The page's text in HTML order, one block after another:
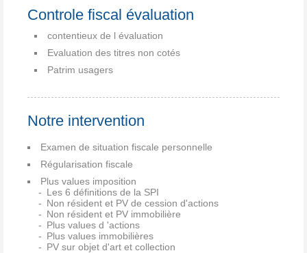
Controle fiscal évaluation
contentieux de l évaluation
Evaluation des titres non cotés
Patrim usagers
Notre intervention
Examen de situation fiscale personnelle
Régularisation fiscale
Plus values imposition
Les 6 définitions de la SPI
Non résident et PV de cession d'actions
Non résident et PV immobilière
Plus values d 'actions
Plus values immobilières
PV sur objet d'art et collection